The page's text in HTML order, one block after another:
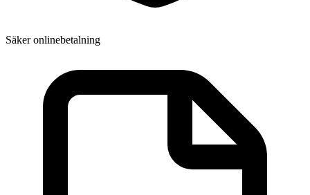
Säker onlinebetalning